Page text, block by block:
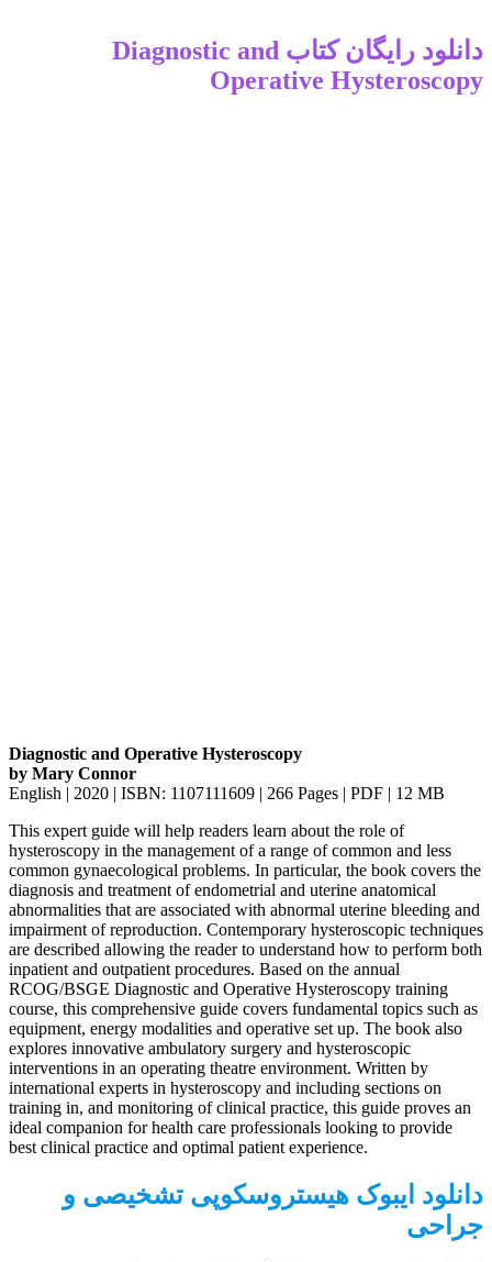
دانلود رایگان کتاب Diagnostic and
Operative Hysteroscopy
Diagnostic and Operative Hysteroscopy
by Mary Connor
English | 2020 | ISBN: 1107111609 | 266 Pages | PDF | 12 MB
This expert guide will help readers learn about the role of
hysteroscopy in the management of a range of common and less
common gynaecological problems. In particular, the book covers the
diagnosis and treatment of endometrial and uterine anatomical
abnormalities that are associated with abnormal uterine bleeding and
impairment of reproduction. Contemporary hysteroscopic techniques
are described allowing the reader to understand how to perform both
inpatient and outpatient procedures. Based on the annual
RCOG/BSGE Diagnostic and Operative Hysteroscopy training
course, this comprehensive guide covers fundamental topics such as
equipment, energy modalities and operative set up. The book also
explores innovative ambulatory surgery and hysteroscopic
interventions in an operating theatre environment. Written by
international experts in hysteroscopy and including sections on
training in, and monitoring of clinical practice, this guide proves an
ideal companion for health care professionals looking to provide
best clinical practice and optimal patient experience.
دانلود ایبوک هیستروسکوپی تشخیصی و
جراحی